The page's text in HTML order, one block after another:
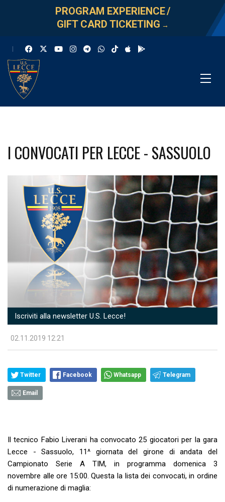
PROGRAM EXPERIENCE/
GIFT CARD TICKETING →
I CONVOCATI PER LECCE - SASSUOLO
Iscriviti alla newsletter U.S. Lecce!
02.11.2019 12:21
Twitter Facebook Whatsapp Telegram
Email
Il tecnico Fabio Liverani ha convocato 25 giocatori per la gara
Lecce - Sassuolo, 11^ giornata del girone di andata del
Campionato Serie A TIM, in programma domenica 3
novembre alle ore 15:00. Questa la lista dei convocati, in ordine
di numerazione di maglia: